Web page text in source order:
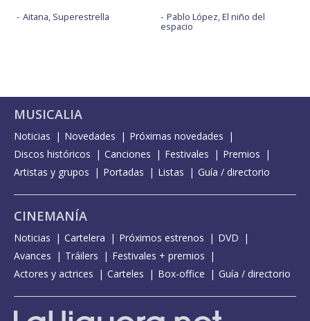
Aitana, Superestrella Pablo López, El niño del
espacio
MUSICALIA
Noticias Novedades
Próximas novedades
Discos históricos
Canciones Festivales
Premios
Artistas y grupos
Portadas Listas Guía / directorio
CINEMANÍA
Noticias Cartelera Próximos estrenos
DVD
Avances
Tráilers
Festivales + premios
Actores y actrices
Carteles Box-office Guía / directorio